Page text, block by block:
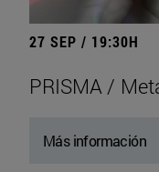
27 SEP / 19:30H
PRISMA /
Más información